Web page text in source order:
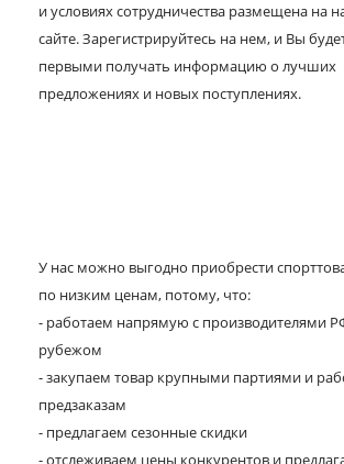
и условиях сотрудничества размещена на
сайте. Зарегистрируйтесь на нем, и Вы
первыми получать информацию о лучших
предложениях и новых поступлениях.
У нас можно выгодно приобрести
по низким ценам, потому, что:
- работаем напрямую с производителями
рубежом
- закупаем товар крупными партиями и
предзаказам
- предлагаем сезонные скидки
- отслеживаем цены конкурентов и